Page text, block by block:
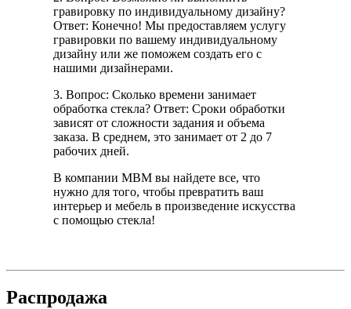
гравировку по индивидуальному дизайну?
Ответ: Конечно! Мы предоставляем услугу
гравировки по вашему индивидуальному
дизайну или же поможем создать его с
нашими дизайнерами.
3. Вопрос: Сколько времени занимает
обработка стекла? Ответ: Сроки обработки
зависят от сложности задания и объема
заказа. В среднем, это занимает от 2 до 7
рабочих дней.
В компании МВМ вы найдете все, что
нужно для того, чтобы превратить ваш
интерьер и мебель в произведение искусства
с помощью стекла!
Распродажа